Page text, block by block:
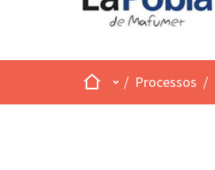
Inici Menú principal
/ Processos /